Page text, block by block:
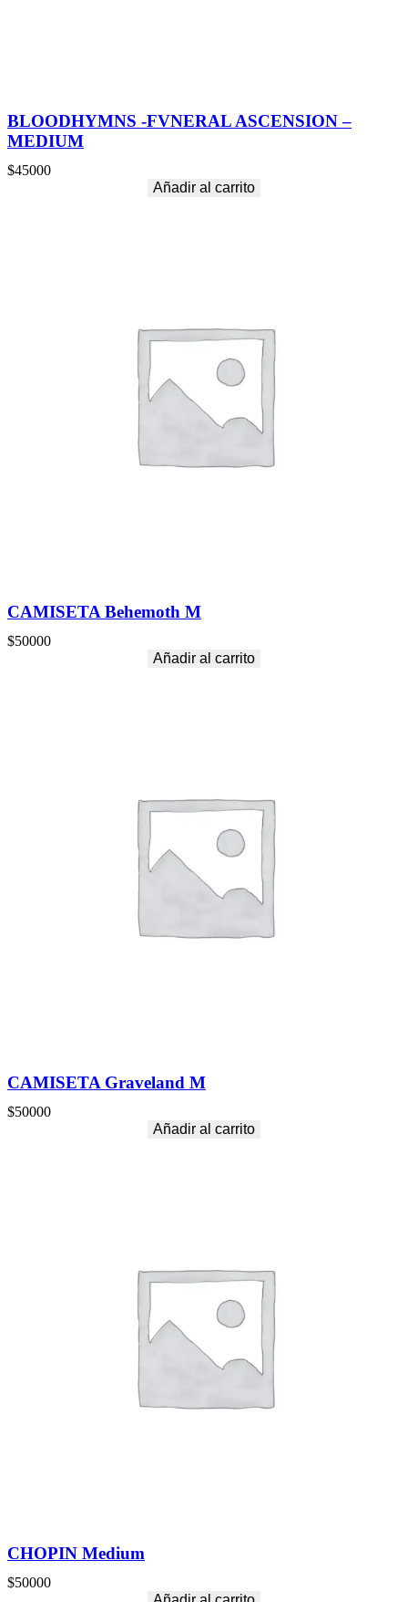
BLOODHYMNS -FVNERAL ASCENSION –
MEDIUM
$45000
Añadir al carrito
CAMISETA Behemoth M
$50000
Añadir al carrito
CAMISETA Graveland M
$50000
Añadir al carrito
CHOPIN Medium
$50000